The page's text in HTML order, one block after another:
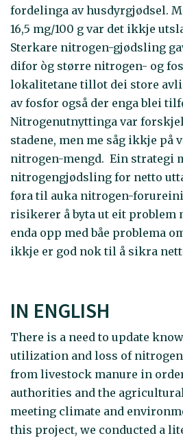
fordelinga av husdyrgjødsel.
16,5 mg/100 g var det ikkje
Sterkare nitrogen-gjødsling
difor òg større nitrogen- og
lokalitetane tillot dei store
av fosfor også der enga blei
Nitrogenutnyttinga var
stadene, men me såg ikkje på
nitrogen-mengd. Ein strategi
nitrogengjødsling for netto
føra til auka nitrogen-
risikerer å byta ut eit problem
enda opp med båe problema
ikkje er god nok til å sikra
IN ENGLISH
There is a need to update
utilization and loss of
from livestock manure in
authorities and the
meeting climate and
this project, we conducted a